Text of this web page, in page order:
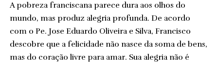
A pobreza franciscana parece dura aos olhos do
mundo, mas produz alegria profunda. De acordo
com o Pe. Jose Eduardo Oliveira e Silva, Francisco
descobre que a felicidade não nasce da soma de bens,
mas do coração livre para amar. Sua alegria não é